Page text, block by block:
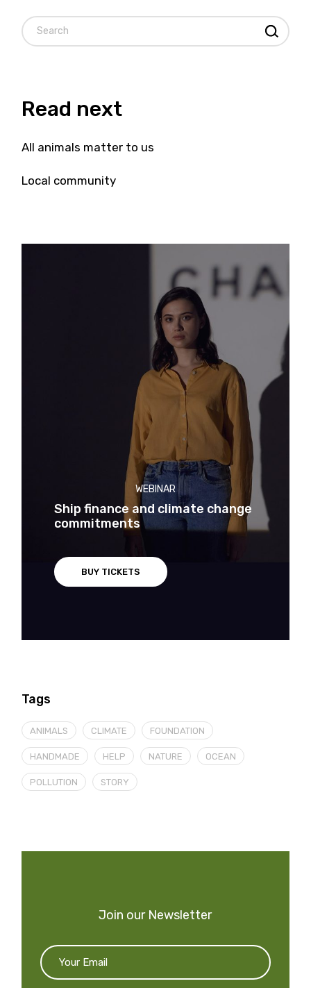
Read next
All animals matter to us
Local community
WEBINAR
Ship finance and climate change
commitments
BUY TICKETS
Tags
ANIMALS CLIMATE FOUNDATION
HANDMADE HELP NATURE OCEAN
POLLUTION STORY
Join our Newsletter